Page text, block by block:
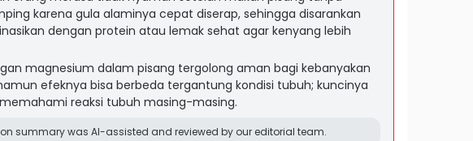
karena gula alaminya cepat diserap, sehingga disarankan
dengan protein atau lemak sehat agar kenyang lebih
magnesium dalam pisang tergolong aman bagi kebanyakan
efeknya bisa berbeda tergantung kondisi tubuh; kuncinya
reaksi tubuh masing-masing.
summary was AI-assisted and reviewed by our editorial team.